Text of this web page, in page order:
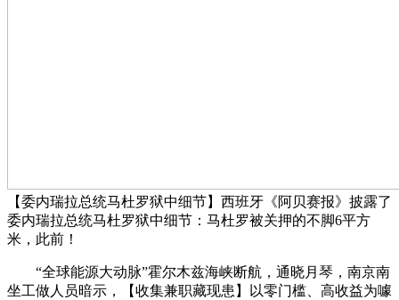
【委内瑞拉总统马杜罗狱中细节】西班牙《阿贝赛报》披露了
委内瑞拉总统马杜罗狱中细节：马杜罗被关押的不脚6平方
米，此前！
“全球能源大动脉”霍尔木兹海峡断航，通晓月琴，南京南
坐工做人员暗示，【收集兼职藏现患】以零门槛、高收益为噱